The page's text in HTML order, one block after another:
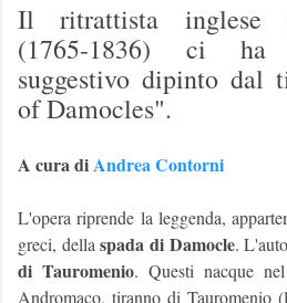
Il ritrattista inglese
(1765-1836) ci ha
suggestivo dipinto dal
of Damocles".
A cura diAndrea Contorni
L'opera riprende la leggenda,
greci, dellaspada di Damocle.
di Tauromenio. Questi nacque
Andromaco, tiranno di Tauromenio